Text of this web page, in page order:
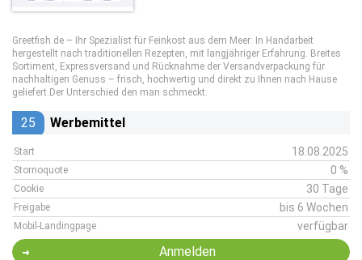
Greetfish.de – Ihr Spezialist für Feinkost aus dem Meer: In Handarbeit
hergestellt nach traditionellen Rezepten, mit langjähriger Erfahrung. Breites
Sortiment, Expressversand und Rücknahme der Versandverpackung für
nachhaltigen Genuss – frisch, hochwertig und direkt zu Ihnen nach Hause
geliefert.Der Unterschied den man schmeckt.
25 Werbemittel
Start 18.08.2025
Stornoquote 0 %
Cookie 30 Tage
Freigabe bis 6 Wochen
Mobil-Landingpage verfügbar
Anmelden